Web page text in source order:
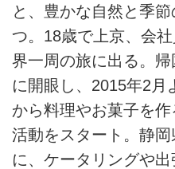
と、豊かな自然と季
つ。18歳で上京、会
界一周の旅に出る。
に開眼し、2015年2月
から料理やお菓子を
活動をスタート。静
に、ケータリングや